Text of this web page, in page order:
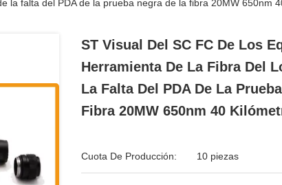
la falta del PDA de la prueba negra de la fibra 20MW 650nm
ST Visual Del SC FC De Los
Herramienta De La Fibra Del
La Falta Del PDA De La
Fibra 20MW 650nm 40
Cuota De Producción: 10 piezas